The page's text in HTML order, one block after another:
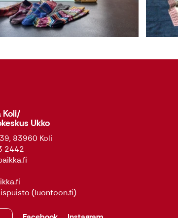
Koli/
Ukko
83960 Koli
2442
(luontoon.fi)